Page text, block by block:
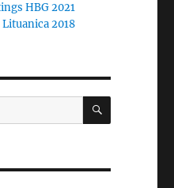
HBG 2021
2018
ZOEKEN